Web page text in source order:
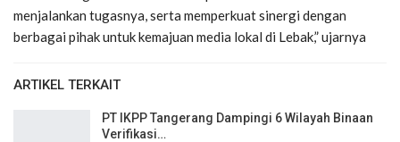
menjalankan tugasnya, serta memperkuat sinergi dengan
berbagai pihak untuk kemajuan media lokal di Lebak,” ujarnya
ARTIKEL TERKAIT
PT IKPP Tangerang Dampingi 6 Wilayah Binaan
Verifikasi…